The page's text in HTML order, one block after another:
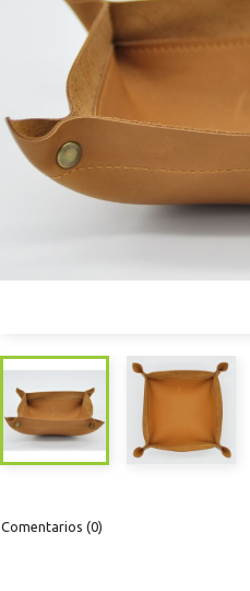
Comentarios (0)